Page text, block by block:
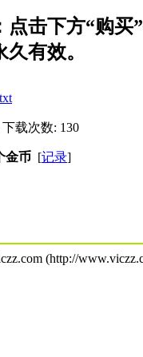
点击下方“购买
有效。
下载次数: 130
金币 [记录]
(http://